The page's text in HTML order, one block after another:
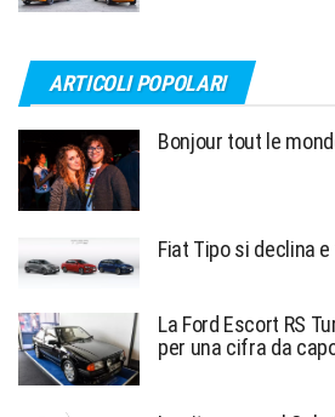
ARTICOLI POPOLARI
Bonjour tout le
Fiat Tipo si declina
La Ford Escort RS
per una cifra da